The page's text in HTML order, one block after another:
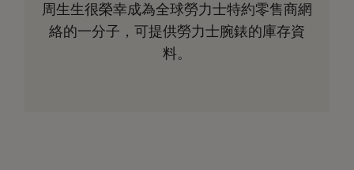
周生生很榮幸成為全球勞力士特約零售商網
絡的一分子，可提供勞力士腕錶的庫存資
料。